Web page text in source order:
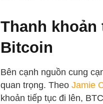
Thanh
Bitcoin
Bên cạnh nguồn cung
quan trọng. Theo Jamie
khoản tiếp tục đi lên,